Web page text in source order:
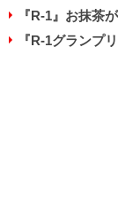
『R-1』お抹茶
『R-1グランプ